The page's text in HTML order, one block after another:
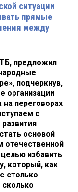
ситуации
прямые
между
предложил
подчеркнув,
организации
на переговорах
с
основой
отечественной
избавить
который, как
столько